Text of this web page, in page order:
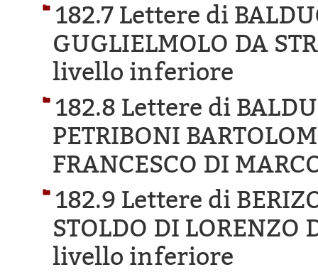
182.7 Lettere di
GUGLIELMOLO DA
livello inferiore
182.8 Lettere di
PETRIBONI
FRANCESCO DI
182.9 Lettere di
STOLDO DI LORENZO
livello inferiore